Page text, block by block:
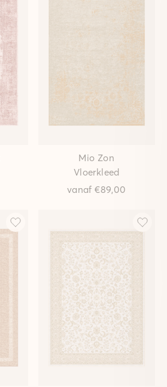
Mio Zon
Vloerkleed
vanaf€89,00